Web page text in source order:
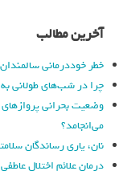
آخرین مطالب
خطر خوددرمانی
چرا در شب‌های طولانی
وضعیت بحرانی پروازهای
می‌انجامد؟
نان، یاری رساندگان
درمان علائم اختلال